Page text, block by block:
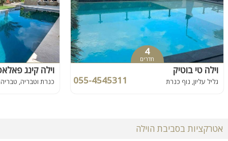
4
חדרים
וילה טי בוטיק
גליל עליון, נוף כנרת 055-4545311
וילה קינג
כנרת וטבריה, טבריה
אטרקציות בסביבת הוילה